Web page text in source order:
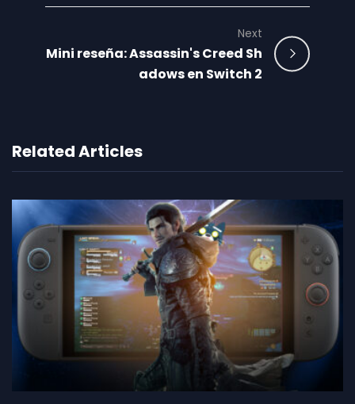
Next
Mini reseña: Assassin's Creed Sh
adows en Switch 2
Related Articles